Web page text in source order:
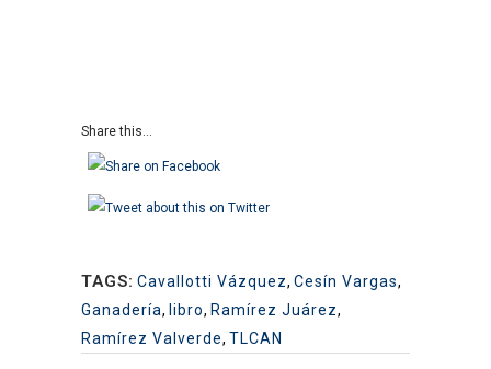
Share this...
TAGS: Cavallotti Vázquez, Cesín Vargas,
Ganadería, libro, Ramírez Juárez,
Ramírez Valverde, TLCAN